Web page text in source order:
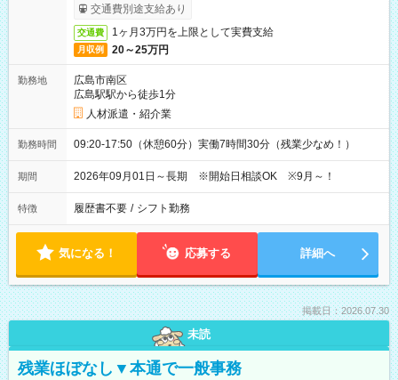
受取りサービス利用可（利用条件有）
交通費別途支給あり
交通費 1ヶ月3万円を上限として実費支給
月収例 20～25万円
勤務地
広島市南区
広島駅駅から徒歩1分
人材派遣・紹介業
勤務時間 09:20-17:50（休憩60分）実働7時間30分（残業少なめ！）
期間 2026年09月01日～長期 ※開始日相談OK ※9月～！
特徴 履歴書不要 / シフト勤務
気になる！ 応募する 詳細へ
掲載日：2026.07.30
未読
残業ほぼなし▼本通で一般事務